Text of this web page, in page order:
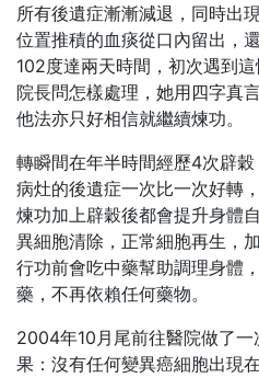
所有後遺症漸漸減退，同時出
位置推積的血痰從口內留出，
102度達兩天時間，初次遇到
院長問怎樣處理，她用四字真
他法亦只好相信就繼續煉功。
轉瞬間在年半時間經歷4次辟
病灶的後遺症一次比一次好轉
煉功加上辟穀後都會提升身體
異細胞清除，正常細胞再生，
行功前會吃中藥幫助調理身體
藥，不再依賴任何藥物。
2004年10月尾前往醫院做了
果：沒有任何變異癌細胞出現